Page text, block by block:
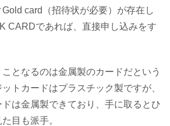
card（招待状が必要）が存在し
CARDであれば、直接申し込みをす
となるのは金属製のカードだという
トカードはプラスチック製ですが、
は金属製できており、手に取るとひ
目も派手。